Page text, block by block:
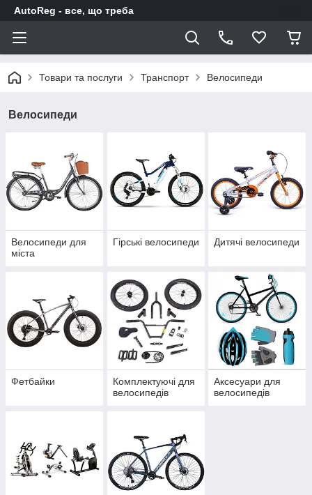
AutoReg - все, що треба
Товари та послуги Транспорт Велосипеди
Велосипеди
Велосипеди для
міста
Гірські велосипеди Дитячі велосипеди
Фетбайки
Комплектуючі для
велосипедів
Аксесуари для
велосипедів